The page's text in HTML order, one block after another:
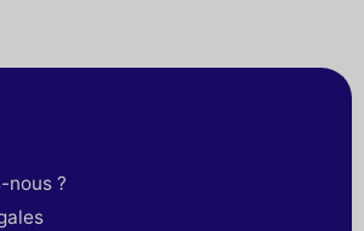
nous ?